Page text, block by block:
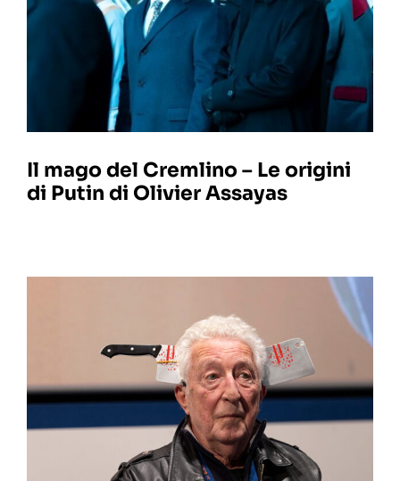
Il mago del Cremlino – Le origini
di Putin di Olivier Assayas